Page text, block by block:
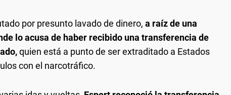
por presunto lavado de dinero, a raíz de una
lo acusa de haber recibido una transferencia de
quien está a punto de ser extraditado a Estados
con el narcotráfico.